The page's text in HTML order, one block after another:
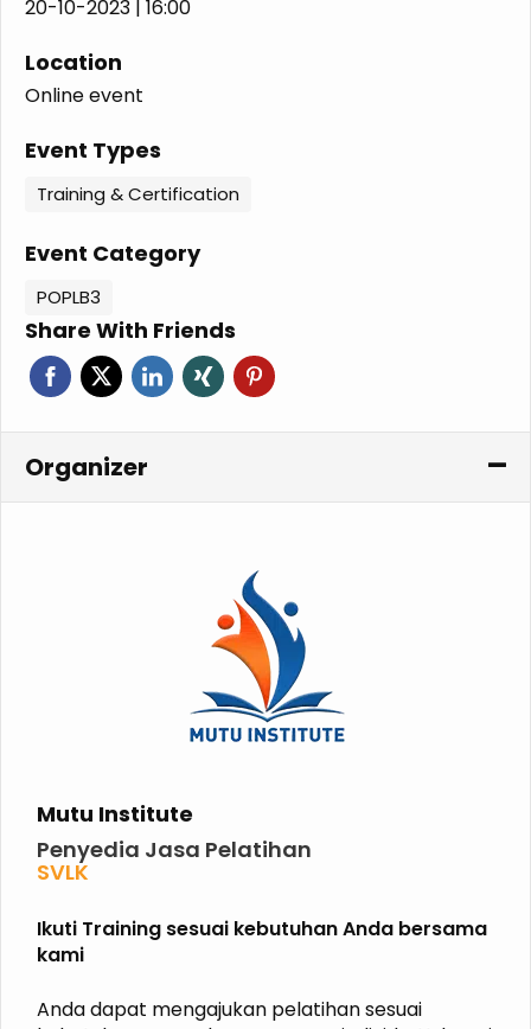
20-10-2023 | 16:00
Location
Online event
Event Types
Training & Certification
Event Category
POPLB3
Share With Friends
Organizer
Mutu Institute
Penyedia Jasa Pelatihan
SVLK
P2K3
P3K
K3 KIMIA
ISO
Ikuti Training sesuai kebutuhan Anda bersama
kami
Anda dapat mengajukan pelatihan sesuai